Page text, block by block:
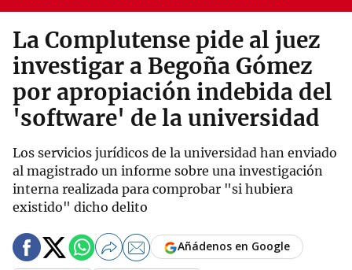
La Complutense pide al juez
investigar a Begoña Gómez
por apropiación indebida del
'software' de la universidad
Los servicios jurídicos de la universidad han enviado
al magistrado un informe sobre una investigación
interna realizada para comprobar "si hubiera
existido" dicho delito
Añádenos en Google